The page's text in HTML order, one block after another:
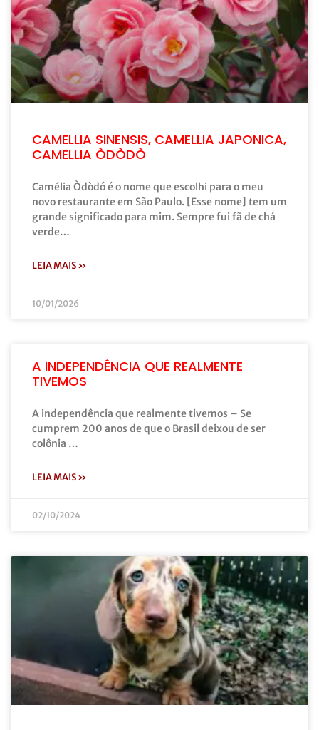
CAMELLIA SINENSIS, CAMELLIA JAPONICA,
CAMELLIA ÒDÒDÒ
Camélia Òdòdó é o nome que escolhi para o meu
novo restaurante em São Paulo. [Esse nome] tem um
grande significado para mim. Sempre fui fã de chá
verde…
LEIA MAIS »
10/01/2026
A INDEPENDÊNCIA QUE REALMENTE
TIVEMOS
A independência que realmente tivemos – Se
cumprem 200 anos de que o Brasil deixou de ser
colônia …
LEIA MAIS »
02/10/2024